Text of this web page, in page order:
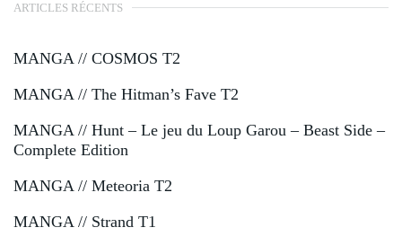
ARTICLES RÉCENTS
MANGA // COSMOS T2
MANGA // The Hitman’s Fave T2
MANGA // Hunt – Le jeu du Loup Garou – Beast Side –
Complete Edition
MANGA // Meteoria T2
MANGA // Strand T1